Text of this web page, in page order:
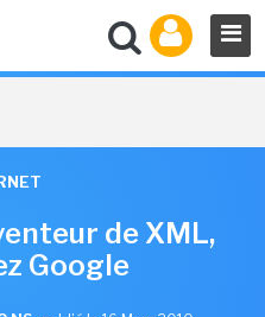
de XML,
Google